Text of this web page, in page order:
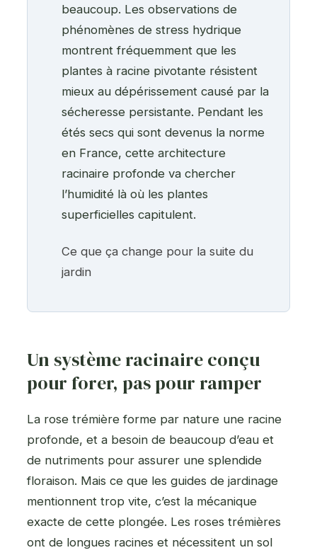
beaucoup. Les observations de
phénomènes de stress hydrique
montrent fréquemment que les
plantes à racine pivotante résistent
mieux au dépérissement causé par la
sécheresse persistante. Pendant les
étés secs qui sont devenus la norme
en France, cette architecture
racinaire profonde va chercher
l’humidité là où les plantes
superficielles capitulent.
Ce que ça change pour la suite du
jardin
Un système racinaire conçu
pour forer, pas pour ramper
La rose trémière forme par nature une racine
profonde, et a besoin de beaucoup d’eau et
de nutriments pour assurer une splendide
floraison. Mais ce que les guides de jardinage
mentionnent trop vite, c’est la mécanique
exacte de cette plongée. Les roses trémières
ont de longues racines et nécessitent un sol